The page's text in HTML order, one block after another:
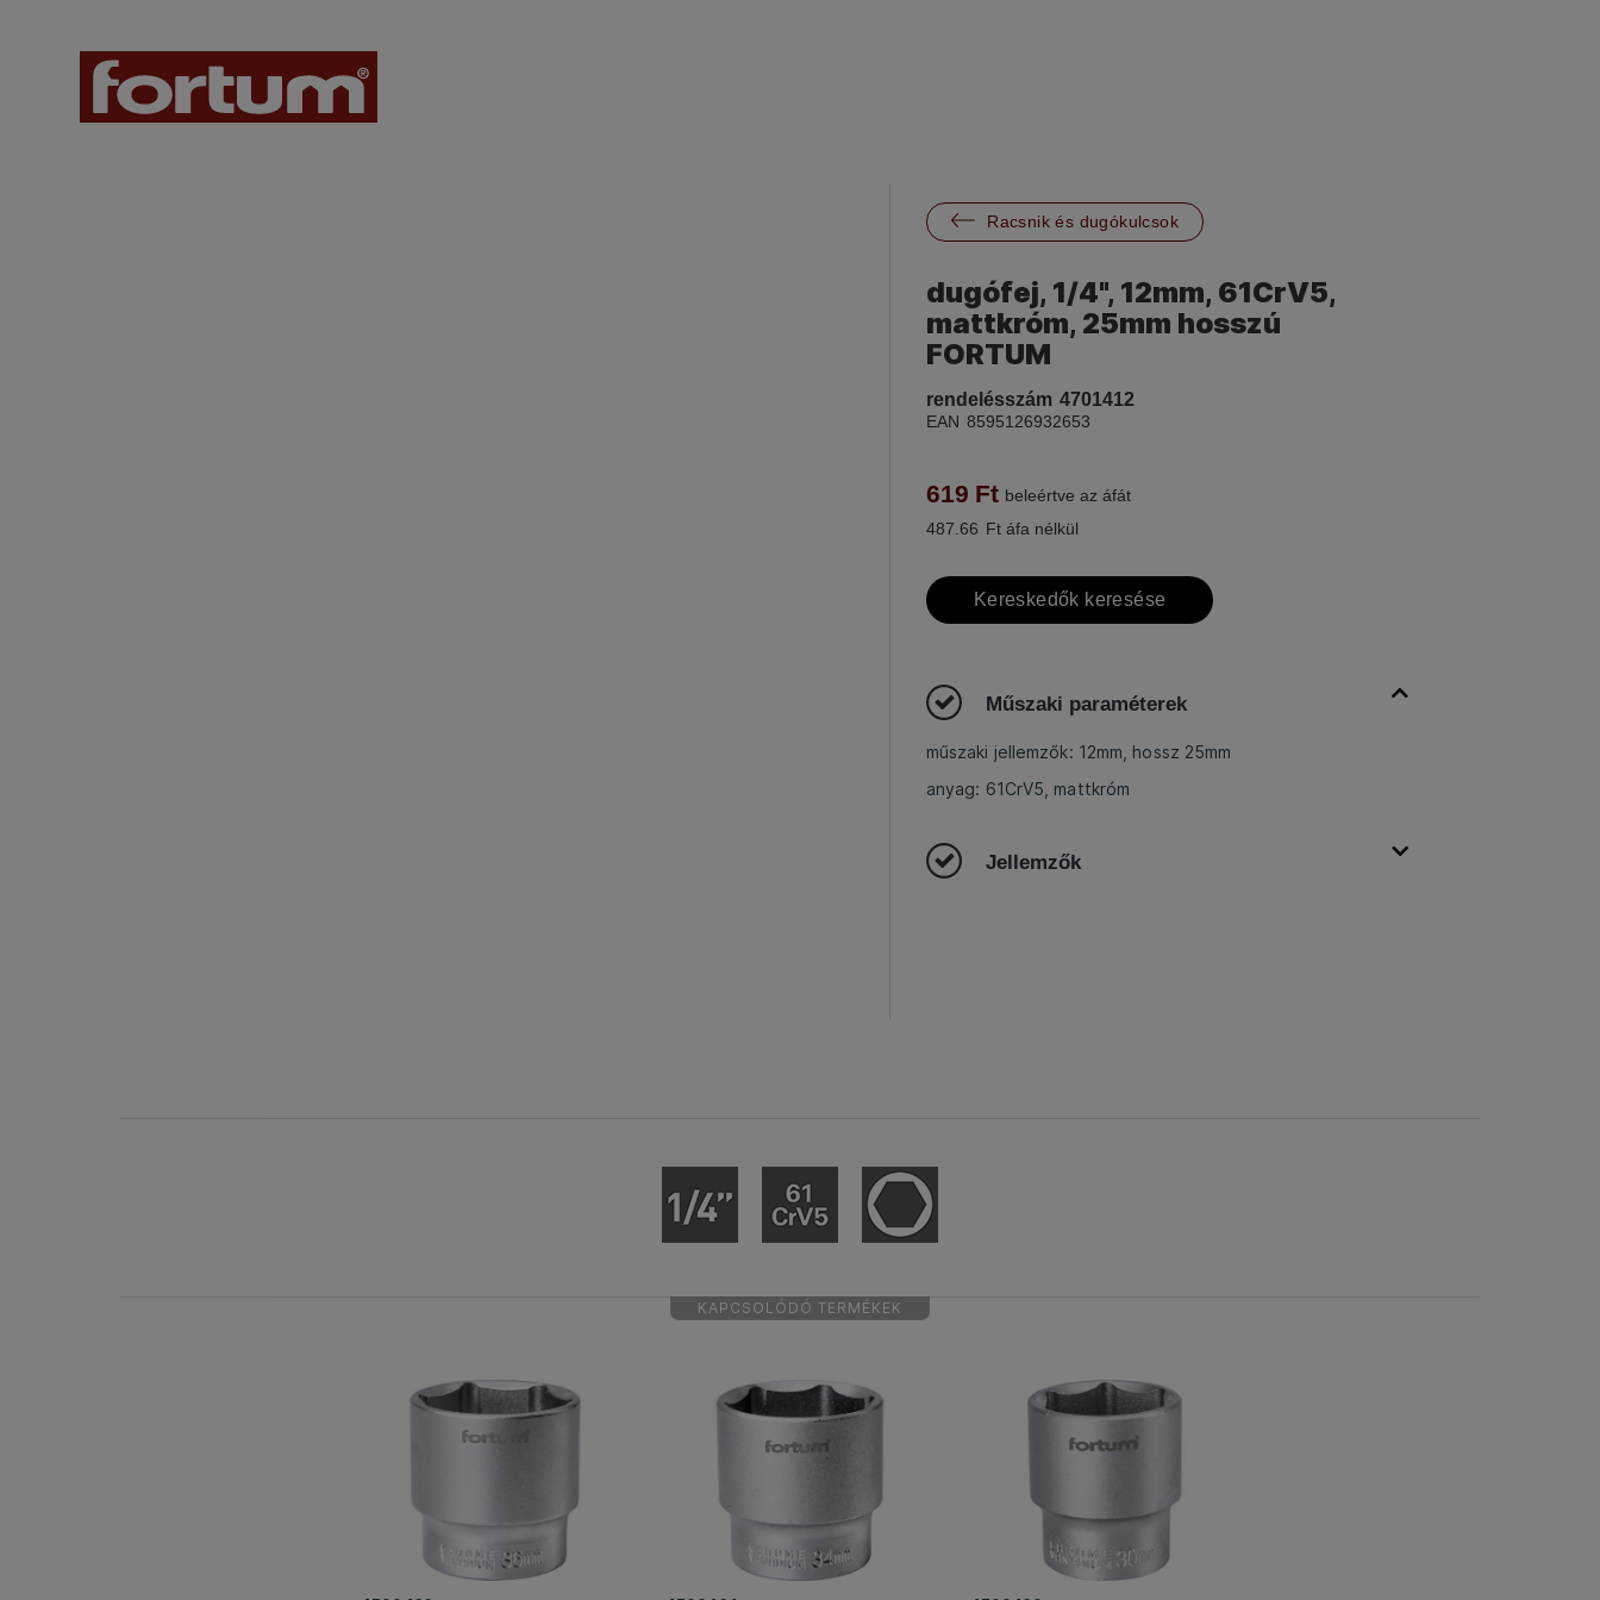
 Racsnik és dugókulcsok
dugófej, 1/4", 12mm, 61CrV5,
mattkróm, 25mm hosszú
FORTUM
rendelésszám 4701412
EAN 8595126932653
619 Ft beleértve az áfát
487.66 Ft áfa nélkül
Kereskedők keresése
Műszaki paraméterek
műszaki jellemzők: 12mm, hossz 25mm
anyag: 61CrV5, mattkróm
Jellemzők
KAPCSOLÓDÓ TERMÉKEK